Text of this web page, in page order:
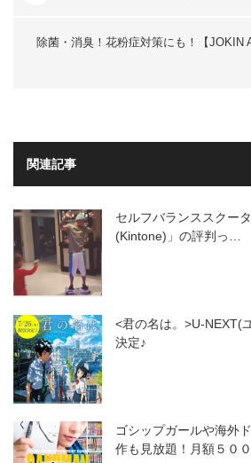
除菌・消臭！花粉症対策にも！【JOKIN
関連記事
セルフバランススクー
(Kintone)」の評判っ…
<君の名は。>U-NEXT(
決定♪
ゴシップガールや海外
作も見放題！月額５０